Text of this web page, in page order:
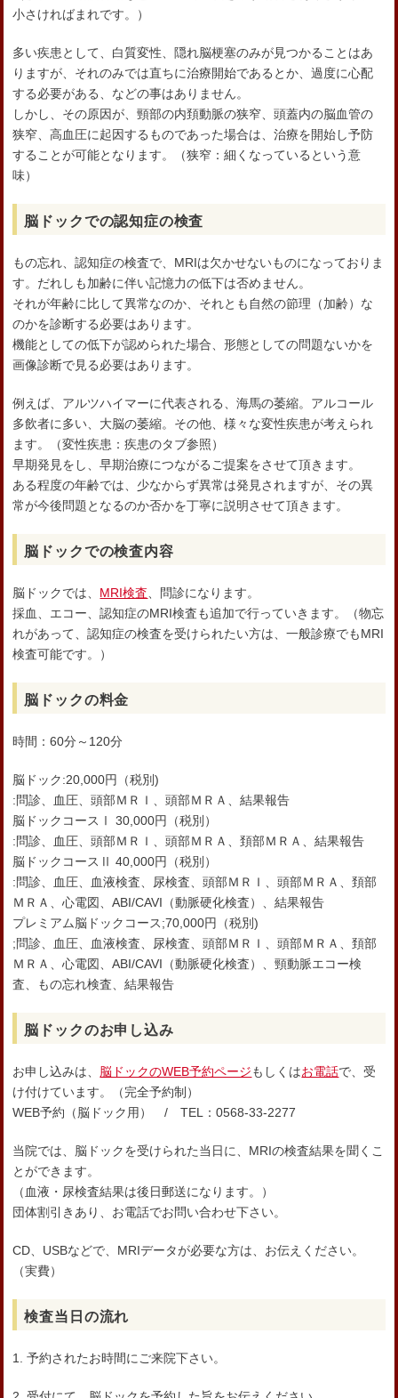
小さければまれです。）
多い疾患として、白質変性、隠れ脳梗塞のみが見つかることはあ
りますが、それのみでは直ちに治療開始であるとか、過度に心配
する必要がある、などの事はありません。
しかし、その原因が、頸部の内頚動脈の狭窄、頭蓋内の脳血管の
狭窄、高血圧に起因するものであった場合は、治療を開始し予防
することが可能となります。（狭窄：細くなっているという意
味）
脳ドックでの認知症の検査
もの忘れ、認知症の検査で、MRIは欠かせないものになっておりま
す。だれしも加齢に伴い記憶力の低下は否めません。
それが年齢に比して異常なのか、それとも自然の節理（加齢）な
のかを診断する必要はあります。
機能としての低下が認められた場合、形態としての問題ないかを
画像診断で見る必要はあります。
例えば、アルツハイマーに代表される、海馬の萎縮。アルコール
多飲者に多い、大脳の萎縮。その他、様々な変性疾患が考えられ
ます。（変性疾患：疾患のタブ参照）
早期発見をし、早期治療につながるご提案をさせて頂きます。
ある程度の年齢では、少なからず異常は発見されますが、その異
常が今後問題となるのか否かを丁寧に説明させて頂きます。
脳ドックでの検査内容
脳ドックでは、 MRI検査 、問診になります。
採血、エコー、認知症のMRI検査も追加で行っていきます。（物忘
れがあって、認知症の検査を受けられたい方は、一般診療でもMRI
検査可能です。）
脳ドックの料金
時間：60分～120分
脳ドック:20,000円（税別)
:問診、血圧、頭部ＭＲＩ、頭部ＭＲＡ、結果報告
脳ドックコースⅠ 30,000円（税別）
:問診、血圧、頭部ＭＲＩ、頭部ＭＲＡ、頚部ＭＲＡ、結果報告
脳ドックコースⅡ 40,000円（税別）
:問診、血圧、血液検査、尿検査、頭部ＭＲＩ、頭部ＭＲＡ、頚部
ＭＲＡ、心電図、ABI/CAVI（動脈硬化検査）、結果報告
プレミアム脳ドックコース;70,000円（税別)
;問診、血圧、血液検査、尿検査、頭部ＭＲＩ、頭部ＭＲＡ、頚部
ＭＲＡ、心電図、ABI/CAVI（動脈硬化検査）、頸動脈エコー検
査、もの忘れ検査、結果報告
脳ドックのお申し込み
お申し込みは、 脳ドックのWEB予約ページもしくはお電話で、受
け付けています。（完全予約制）
WEB予約（脳ドック用） / TEL：0568-33-2277
当院では、脳ドックを受けられた当日に、MRIの検査結果を聞くこ
とができます。
（血液・尿検査結果は後日郵送になります。）
団体割引きあり、お電話でお問い合わせ下さい。
CD、USBなどで、MRIデータが必要な方は、お伝えください。
（実費）
検査当日の流れ
1. 予約されたお時間にご来院下さい。